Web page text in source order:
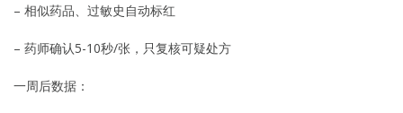
– 相似药品、过敏史自动标红
– 药师确认5-10秒/张，只复核可疑处方
一周后数据：